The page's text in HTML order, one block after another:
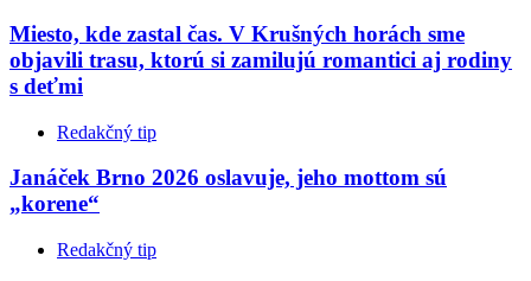
Miesto, kde zastal čas. V Krušných horách sme
objavili trasu, ktorú si zamilujú romantici aj rodiny
s deťmi
Redakčný tip
Janáček Brno 2026 oslavuje, jeho mottom sú
„korene“
Redakčný tip